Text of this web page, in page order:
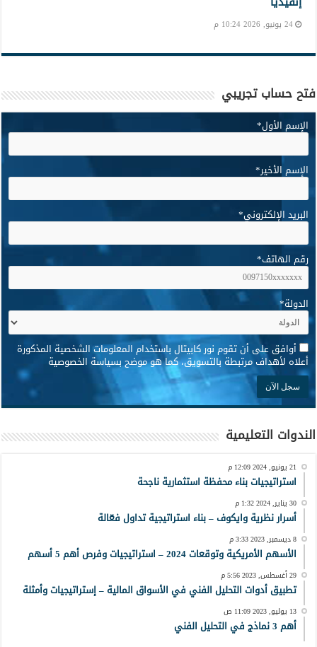
24 يونيو, 2026 10:24 م
فتح حساب تجريبي
الإسم الأول*
الإسم الأخير*
البريد الإلكتروني*
رقم الهاتف*
الدولة*
* أوافق على أن تقوم نور كابيتال باستخدام المعلومات الشخصية المذكورة
أعلاه لأهداف مرتبطة بالتسويق، كما هو موضح بسياسة الخصوصية
الندوات التعليمية
21 يونيو, 2024 12:09 م
استراتيجيات بناء محفظة استثمارية ناجحة
30 يناير, 2024 1:32 م
أسرار نظرية وايكوف – بناء استراتيجية تداول فعّالة
8 ديسمبر, 2023 3:33 م
الأسهم الأمريكية وتوقعات 2024 – استراتيجيات وفرص أهم 5 أسهم
29 أغسطس, 2023 5:56 م
تطبيق أدوات التحليل الفني في الأسواق المالية – إستراتيجيات وأمثلة
13 يوليو, 2023 11:09 ص
أهم 3 نماذج في التحليل الفني